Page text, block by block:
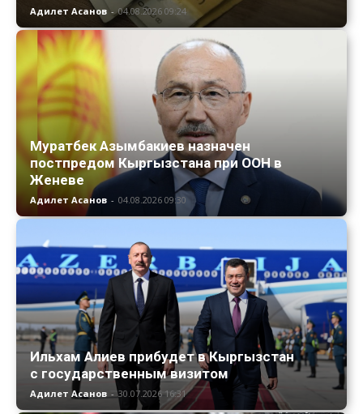
Адилет Асанов - 04.08.2026 09:24
Муратбек Азымбакиев назначен
постпредом Кыргызстана при ООН в
Женеве
Адилет Асанов - 04.08.2026 09:30
Ильхам Алиев прибудет в Кыргызстан
с государственным визитом
Адилет Асанов - 30.07.2026 16:31